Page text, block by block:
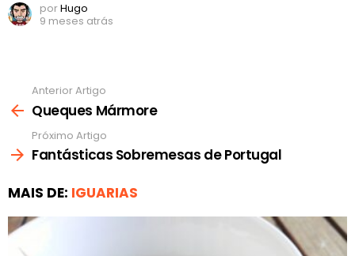
porHugo
9 meses atrás
mais
Anterior Artigo
Queques Mármore
Próximo Artigo
Fantásticas Sobremesas de Portugal
MAIS DE: IGUARIAS